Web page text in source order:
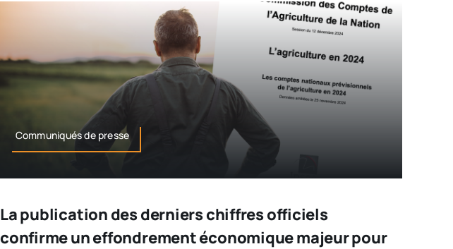
Communiqués de presse
La publication des derniers chiffres officiels
confirme un effondrement économique majeur pour